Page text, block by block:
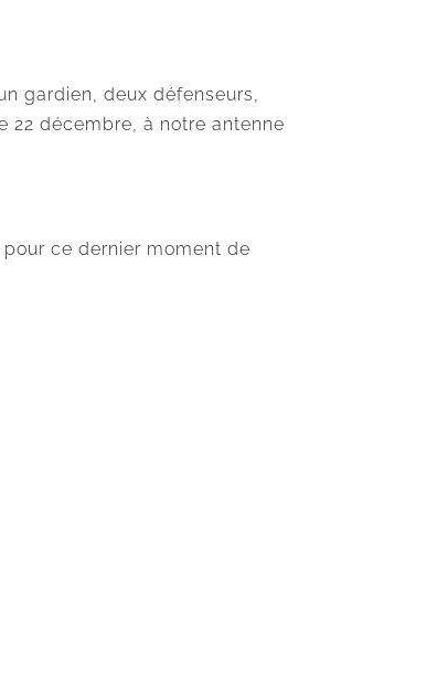
gardien, deux défenseurs,
22 décembre, à notre antenne
ce dernier moment de